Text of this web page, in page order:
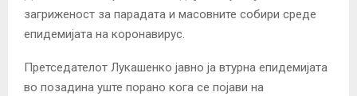
загриженост за парадата и масовните собири среде
епидемијата на коронавирус.
Претседателот Лукашенко јавно ја втурна епидемијата
во позадина уште порано кога се појави на